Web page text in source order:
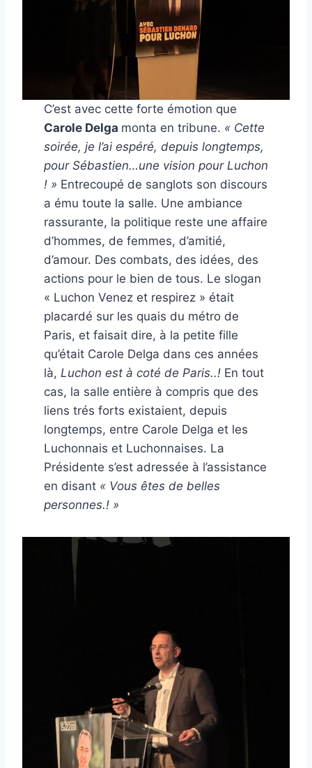
C’est avec cette forte émotion que
Carole Delga monta en tribune. « Cette
soirée, je l’ai espéré, depuis longtemps,
pour Sébastien…une vision pour Luchon
! » Entrecoupé de sanglots son discours
a ému toute la salle. Une ambiance
rassurante, la politique reste une affaire
d’hommes, de femmes, d’amitié,
d’amour. Des combats, des idées, des
actions pour le bien de tous. Le slogan
« Luchon Venez et respirez » était
placardé sur les quais du métro de
Paris, et faisait dire, à la petite fille
qu’était Carole Delga dans ces années
là, Luchon est à coté de Paris..! En tout
cas, la salle entière à compris que des
liens trés forts existaient, depuis
longtemps, entre Carole Delga et les
Luchonnais et Luchonnaises. La
Présidente s’est adressée à l’assistance
en disant « Vous êtes de belles
personnes.! »